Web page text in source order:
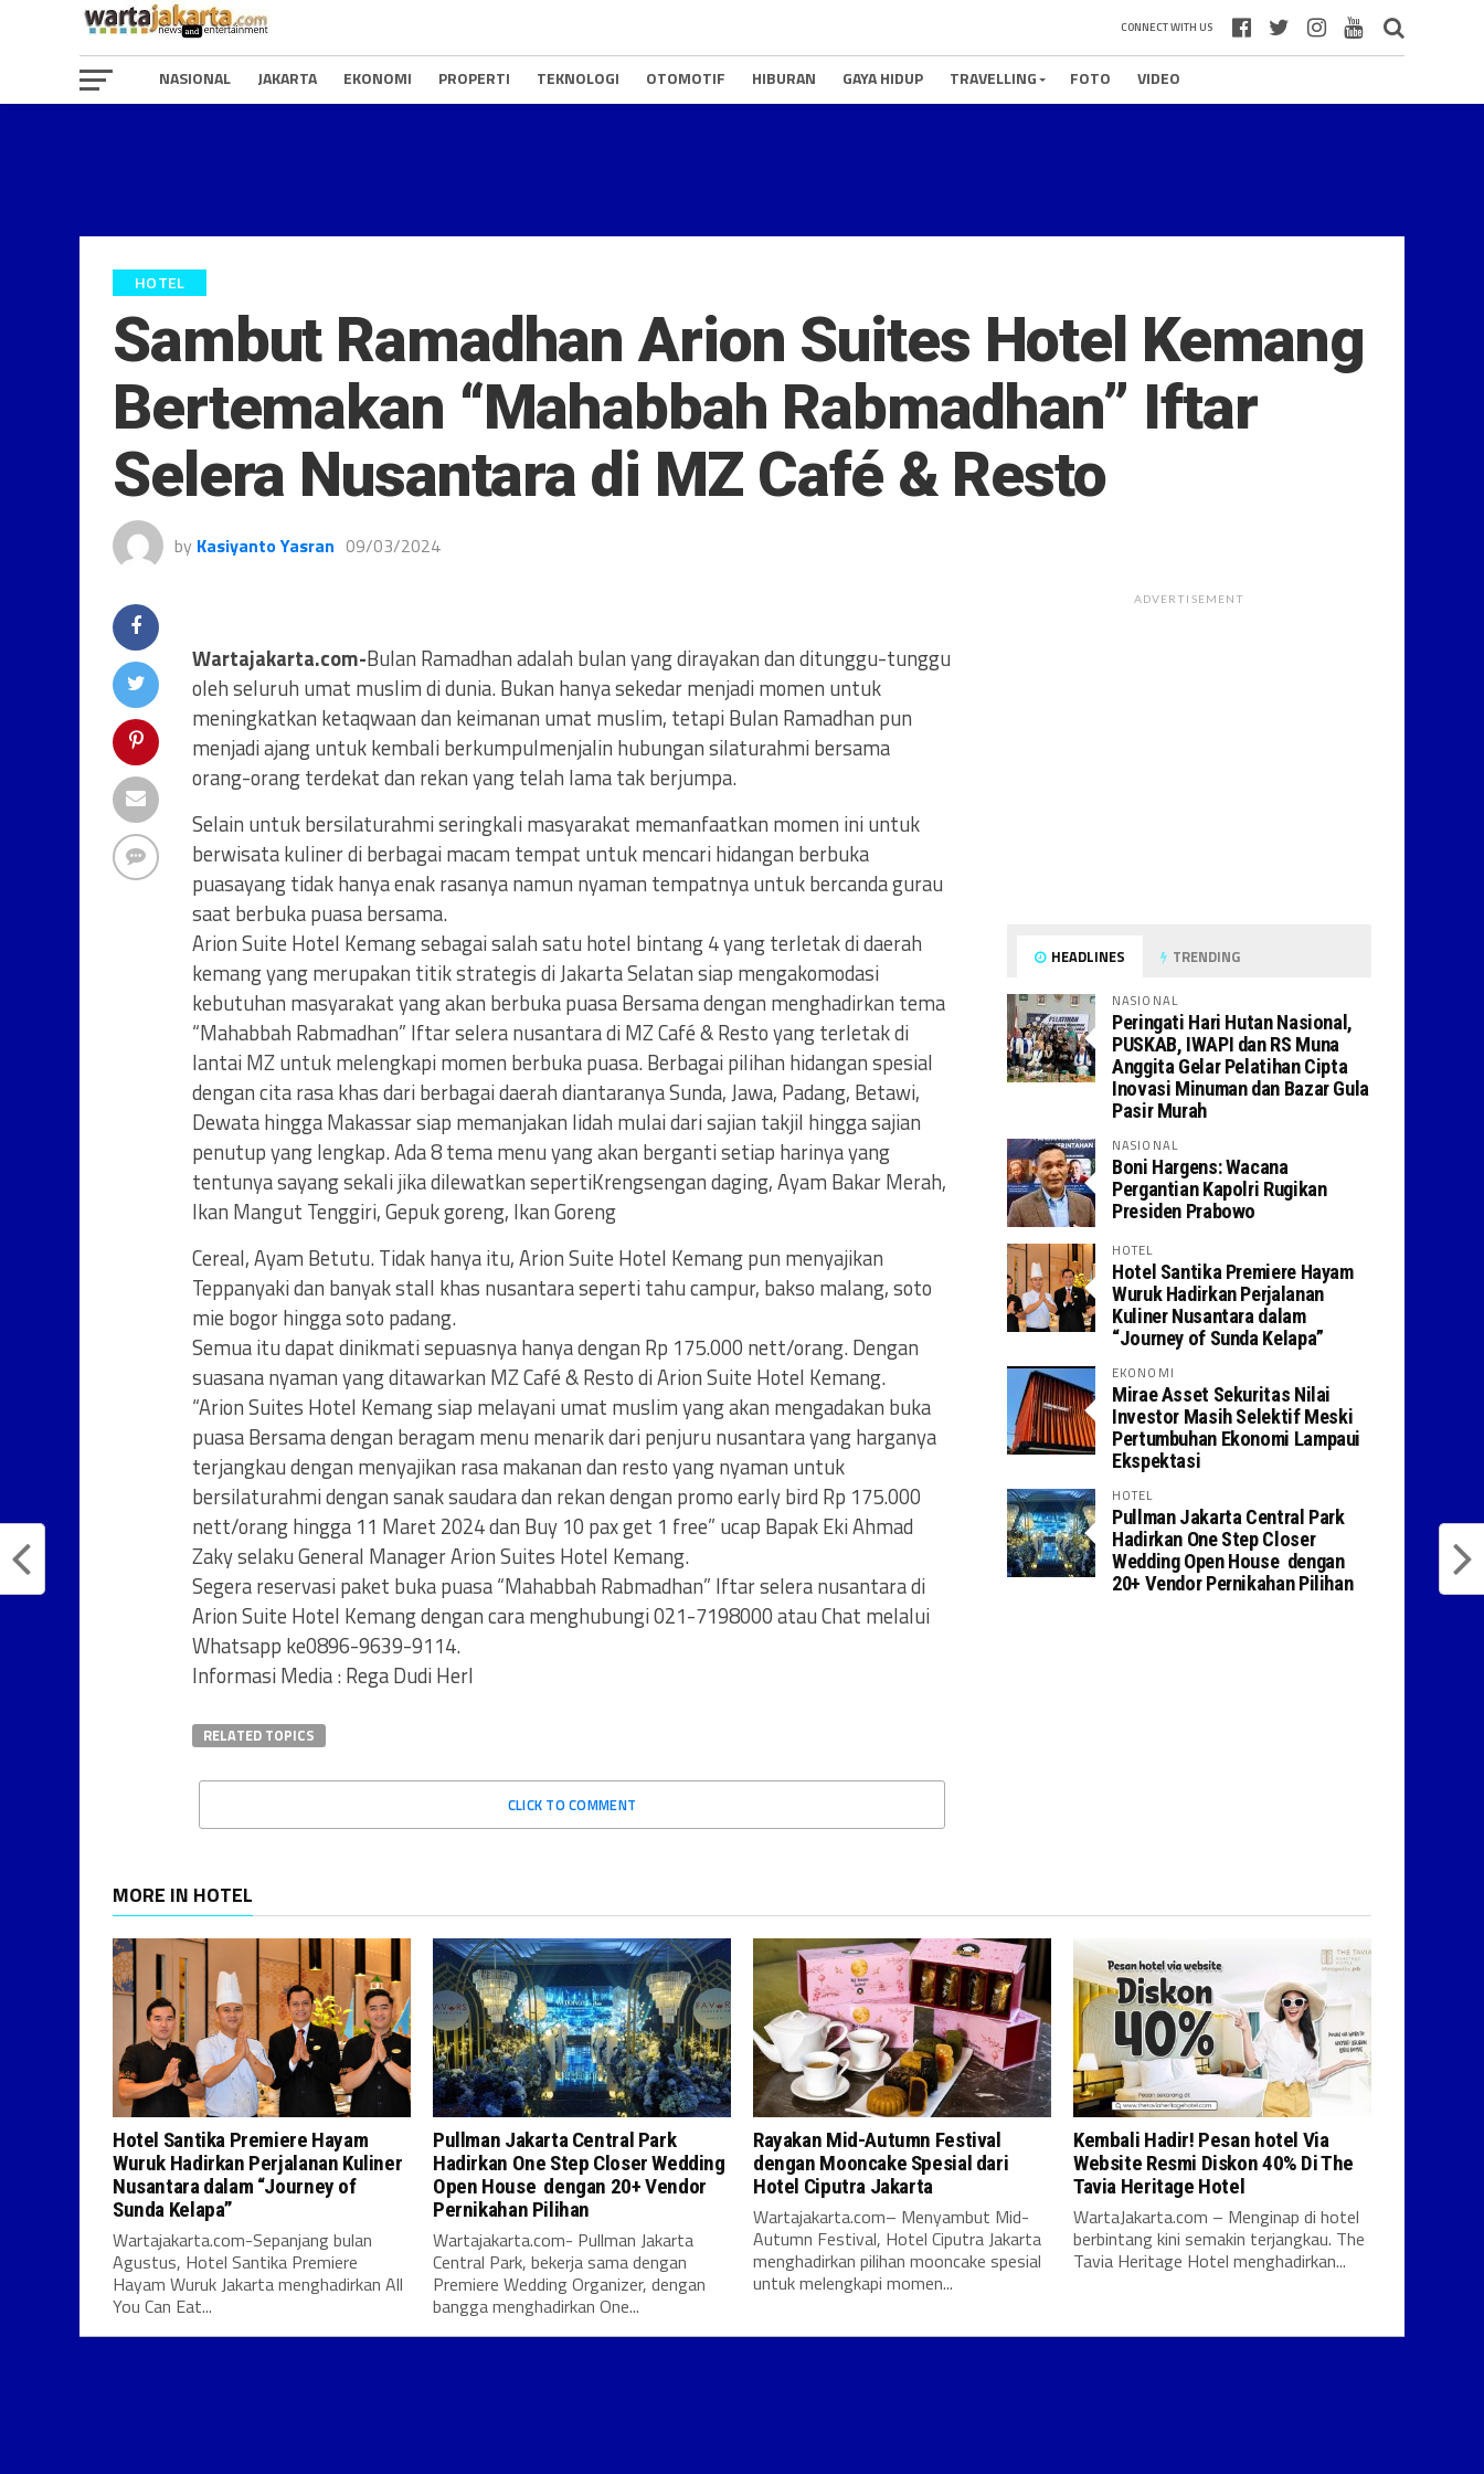
CONNECT WITH US
NASIONAL JAKARTA EKONOMI PROPERTI TEKNOLOGI OTOMOTIF HIBURAN GAYA HIDUP TRAVELLING FOTO VIDEO
HOTEL
Sambut Ramadhan Arion Suites Hotel Kemang
Bertemakan “Mahabbah Rabmadhan” Iftar
Selera Nusantara di MZ Café & Resto
by Kasiyanto Yasran 09/03/2024
Wartajakarta.com-Bulan Ramadhan adalah bulan yang dirayakan dan ditunggu-tunggu
oleh seluruh umat muslim di dunia. Bukan hanya sekedar menjadi momen untuk
meningkatkan ketaqwaan dan keimanan umat muslim, tetapi Bulan Ramadhan pun
menjadi ajang untuk kembali berkumpulmenjalin hubungan silaturahmi bersama
orang-orang terdekat dan rekan yang telah lama tak berjumpa.
Selain untuk bersilaturahmi seringkali masyarakat memanfaatkan momen ini untuk
berwisata kuliner di berbagai macam tempat untuk mencari hidangan berbuka
puasayang tidak hanya enak rasanya namun nyaman tempatnya untuk bercanda gurau
saat berbuka puasa bersama.
Arion Suite Hotel Kemang sebagai salah satu hotel bintang 4 yang terletak di daerah
kemang yang merupakan titik strategis di Jakarta Selatan siap mengakomodasi
kebutuhan masyarakat yang akan berbuka puasa Bersama dengan menghadirkan tema
“Mahabbah Rabmadhan” Iftar selera nusantara di MZ Café & Resto yang terletak di
lantai MZ untuk melengkapi momen berbuka puasa. Berbagai pilihan hidangan spesial
dengan cita rasa khas dari berbagai daerah diantaranya Sunda, Jawa, Padang, Betawi,
Dewata hingga Makassar siap memanjakan lidah mulai dari sajian takjil hingga sajian
penutup yang lengkap. Ada 8 tema menu yang akan berganti setiap harinya yang
tentunya sayang sekali jika dilewatkan sepertiKrengsengan daging, Ayam Bakar Merah,
Ikan Mangut Tenggiri, Gepuk goreng, Ikan Goreng
Cereal, Ayam Betutu. Tidak hanya itu, Arion Suite Hotel Kemang pun menyajikan
Teppanyaki dan banyak stall khas nusantara seperti tahu campur, bakso malang, soto
mie bogor hingga soto padang.
Semua itu dapat dinikmati sepuasnya hanya dengan Rp 175.000 nett/orang. Dengan
suasana nyaman yang ditawarkan MZ Café & Resto di Arion Suite Hotel Kemang.
“Arion Suites Hotel Kemang siap melayani umat muslim yang akan mengadakan buka
puasa Bersama dengan beragam menu menarik dari penjuru nusantara yang harganya
terjangkau dengan menyajikan rasa makanan dan resto yang nyaman untuk
bersilaturahmi dengan sanak saudara dan rekan dengan promo early bird Rp 175.000
nett/orang hingga 11 Maret 2024 dan Buy 10 pax get 1 free” ucap Bapak Eki Ahmad
Zaky selaku General Manager Arion Suites Hotel Kemang.
Segera reservasi paket buka puasa “Mahabbah Rabmadhan” Iftar selera nusantara di
Arion Suite Hotel Kemang dengan cara menghubungi 021-7198000 atau Chat melalui
Whatsapp ke0896-9639-9114.
Informasi Media : Rega Dudi Herl
RELATED TOPICS
CLICK TO COMMENT
ADVERTISEMENT
HEADLINES TRENDING
NASIONAL
Peringati Hari Hutan Nasional,
PUSKAB, IWAPI dan RS Muna
Anggita Gelar Pelatihan Cipta
Inovasi Minuman dan Bazar Gula
Pasir Murah
NASIONAL
Boni Hargens: Wacana
Pergantian Kapolri Rugikan
Presiden Prabowo
HOTEL
Hotel Santika Premiere Hayam
Wuruk Hadirkan Perjalanan
Kuliner Nusantara dalam
“Journey of Sunda Kelapa”
EKONOMI
Mirae Asset Sekuritas Nilai
Investor Masih Selektif Meski
Pertumbuhan Ekonomi Lampaui
Ekspektasi
HOTEL
Pullman Jakarta Central Park
Hadirkan One Step Closer
Wedding Open House dengan
20+ Vendor Pernikahan Pilihan
MORE IN HOTEL
Hotel Santika Premiere Hayam
Wuruk Hadirkan Perjalanan Kuliner
Nusantara dalam “Journey of
Sunda Kelapa”
Wartajakarta.com-Sepanjang bulan
Agustus, Hotel Santika Premiere
Hayam Wuruk Jakarta menghadirkan All
You Can Eat...
Pullman Jakarta Central Park
Hadirkan One Step Closer Wedding
Open House dengan 20+ Vendor
Pernikahan Pilihan
Wartajakarta.com- Pullman Jakarta
Central Park, bekerja sama dengan
Premiere Wedding Organizer, dengan
bangga menghadirkan One...
Rayakan Mid-Autumn Festival
dengan Mooncake Spesial dari
Hotel Ciputra Jakarta
Wartajakarta.com– Menyambut Mid-
Autumn Festival, Hotel Ciputra Jakarta
menghadirkan pilihan mooncake spesial
untuk melengkapi momen...
Kembali Hadir! Pesan hotel Via
Website Resmi Diskon 40% Di The
Tavia Heritage Hotel
WartaJakarta.com – Menginap di hotel
berbintang kini semakin terjangkau. The
Tavia Heritage Hotel menghadirkan...